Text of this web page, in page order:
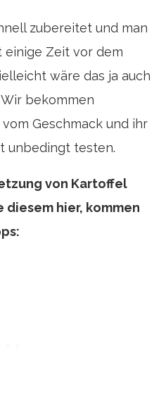
zubereitet und man
einige Zeit vor dem
wäre das ja auch
bekommen
Geschmack und ihr
unbedingt testen.
von Kartoffel
hier, kommen